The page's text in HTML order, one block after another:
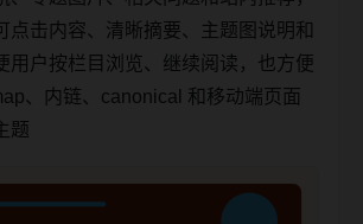
点击内容、清晰摘要、主题图说明和
用户按栏目浏览、继续阅读，也方便
、内链、canonical 和移动端页面
题